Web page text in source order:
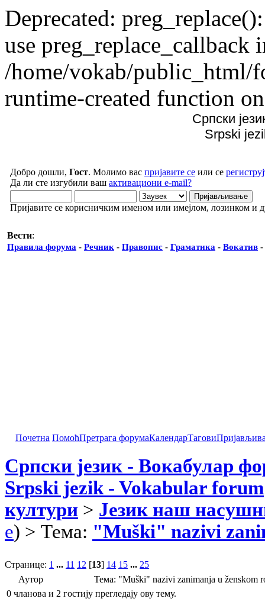
Deprecated:
use preg_replace_callback
/home/vokab/public_html/
runtime-created function
Српски
Srpski
Добро дошли, Гост. Молимо вас пријавите се или се
Да ли сте изгубили ваш активациони e-mail?
Пријавите се корисничким именом или имејлом, лозинком и
Вести:
Правила форума - Речник - Правопис - Граматика - Вокатив -
Почетна ПомоћПретрага форумаКалендарТагови
Српски језик - Вокабулар
Srpski jezik - Vokabular forum
култури > Језик наш
e) > Тема: "Muški" nazivi
Странице: 1 ... 11 12 [13] 14 15 ... 25
Аутор
Тема: "Muški" nazivi zanimanja u ženskom
0 чланова и 2 гостију прегледају ову тему.